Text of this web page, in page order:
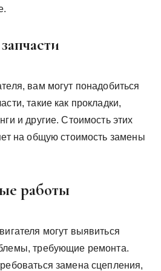
вам могут понадобиться
такие как прокладки,
и другие. Стоимость этих
на общую стоимость замены
работы
могут выявиться
требующие ремонта.
замена сцепления,